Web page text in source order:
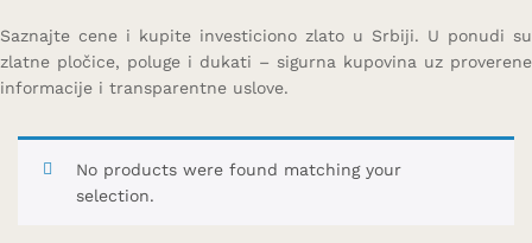
Saznajte cene i kupite investiciono zlato u Srbiji. U ponudi su
zlatne pločice, poluge i dukati – sigurna kupovina uz proverene
informacije i transparentne uslove.
No products were found matching your
selection.